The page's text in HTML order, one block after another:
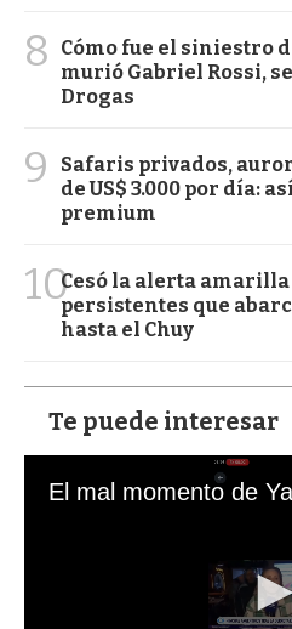
8
Cómo fue el siniestro
murió Gabriel Rossi,
Drogas
9
Safaris privados,
de US$ 3.000 por día:
premium
10Cesó la alerta
persistentes que
hasta el Chuy
Te puede interesar